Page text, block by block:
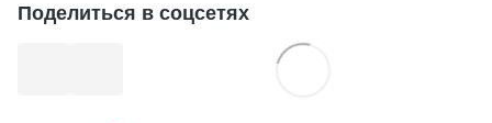
Поделиться в соцсетях